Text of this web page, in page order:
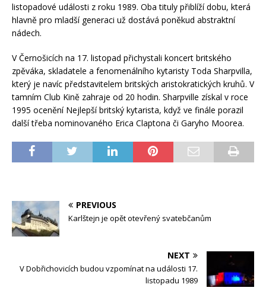
listopadové události z roku 1989. Oba tituly přiblíží dobu, která
hlavně pro mladší generaci už dostává poněkud abstraktní
nádech.
V Černošicích na 17. listopad přichystali koncert britského
zpěváka, skladatele a fenomenálního kytaristy Toda Sharpvilla,
který je navíc představitelem britských aristokratických kruhů. V
tamním Club Kině zahraje od 20 hodin. Sharpville získal v roce
1995 ocenění Nejlepší britský kytarista, když ve finále porazil
další třeba nominovaného Erica Claptona či Garyho Moorea.
PREVIOUS
Karlštejn je opět otevřený svatebčanům
NEXT
V Dobřichovicích budou vzpomínat na události 17.
listopadu 1989